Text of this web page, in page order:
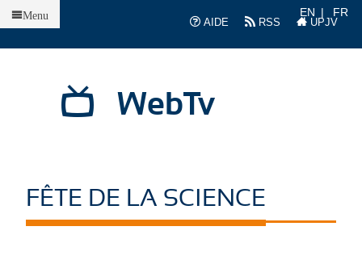
AIDE
RSS UPJV
EN FR
WebTv
Menu
FÊTE DE LA SCIENCE